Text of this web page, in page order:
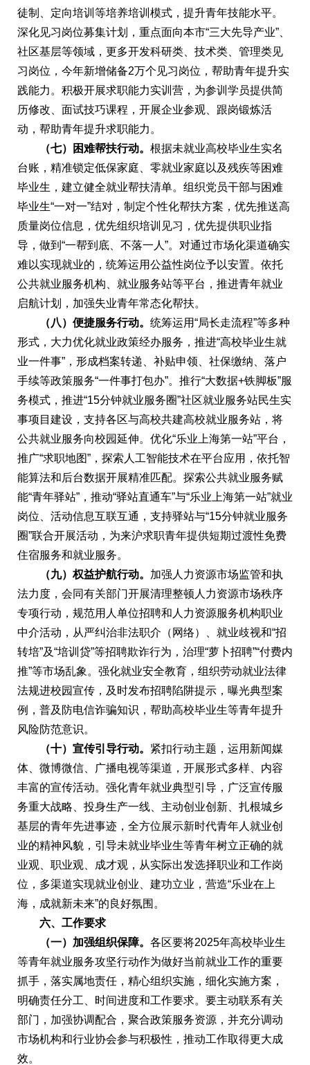
徒制、定向培训等培养培训模式，提升青年技能水平。
深化见习岗位募集计划，重点面向本市“三大先导产业”、
社区基层等领域，更多开发科研类、技术类、管理类见
习岗位，今年新增储备2万个见习岗位，帮助青年提升实
践能力。积极开展求职能力实训营，为参训学员提供简
历修改、面试技巧课程，开展企业参观、跟岗锻炼活
动，帮助青年提升求职能力。
（七）困难帮扶行动。 根据未就业高校毕业生实名
台账，精准锁定低保家庭、零就业家庭以及残疾等困难
毕业生，建立健全就业帮扶清单。组织党员干部与困难
毕业生“一对一”结对，制定个性化帮扶方案，优先推送高
质量岗位信息，优先组织培训见习，优先提供职业指
导，做到“一帮到底、不落一人”。对通过市场化渠道确实
难以实现就业的，统筹运用公益性岗位予以安置。依托
公共就业服务机构、就业服务站等平台，推进青年就业
启航计划，加强失业青年常态化帮扶。
（八）便捷服务行动。 统筹运用“局长走流程”等多种
形式，大力优化就业政策经办服务，推进“高校毕业生就
业一件事”，形成档案转递、补贴申领、社保缴纳、落户
手续等政策服务“一件事打包办”。推行“大数据+铁脚板”服
务模式，推进“15分钟就业服务圈”社区就业服务站民生实
事项目建设，支持各区与高校共建高校就业服务站，将
公共就业服务向校园延伸。优化“乐业上海第一站”平台，
推广“求职地图”，探索人工智能技术在平台应用，依托智
能算法和后台数据开展精准匹配。探索公共就业服务赋
能“青年驿站”，推动“驿站直通车”与“乐业上海第一站”就业
岗位、活动信息互联互通，支持驿站与“15分钟就业服务
圈”联合开展活动，为来沪求职青年提供短期过渡性免费
住宿服务和就业服务。
（九）权益护航行动。 加强人力资源市场监管和执
法力度，会同有关部门开展清理整顿人力资源市场秩序
专项行动，规范用人单位招聘和人力资源服务机构职业
中介活动，从严纠治非法职介（网络）、就业歧视和“招
转培”及“培训贷”等招聘欺诈行为，治理“萝卜招聘”“付费内
推”等市场乱象。强化就业安全教育，组织劳动就业法律
法规进校园宣传，及时发布招聘陷阱提示，曝光典型案
例，普及防电信诈骗知识，帮助高校毕业生等青年提升
风险防范意识。
（十）宣传引导行动。 紧扣行动主题，运用新闻媒
体、微博微信、广播电视等渠道，开展形式多样、内容
丰富的宣传活动。强化青年就业典型引导，广泛宣传服
务重大战略、投身生产一线、主动创业创新、扎根城乡
基层的青年先进事迹，全方位展示新时代青年人就业创
业的精神风貌，引导未就业毕业生等青年树立正确的就
业观、职业观、成才观，从实际出发选择职业和工作岗
位，多渠道实现就业创业、建功立业，营造“乐业在上
海，成就新未来”的良好氛围。
六、工作要求
（一）加强组织保障。 各区要将2025年高校毕业生
等青年就业服务攻坚行动作为做好当前就业工作的重要
抓手，落实属地责任，精心组织实施，细化实施方案，
明确责任分工、时间进度和工作要求。要主动联系有关
部门，加强协调配合，聚合政策服务资源，并充分调动
市场机构和行业协会参与积极性，推动工作取得更大成
效。